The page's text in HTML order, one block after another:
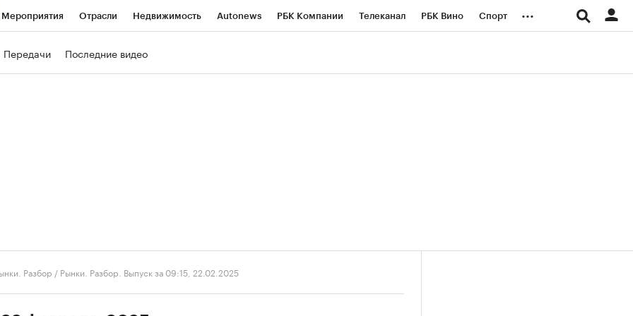
Мероприятия Отрасли Недвижимость Autonews РБК Компании Телеканал РБК Вино Спорт ...
Передачи Последние видео
Разбор / Рынки. Разбор. Выпуск за 09:15, 22.02.2025